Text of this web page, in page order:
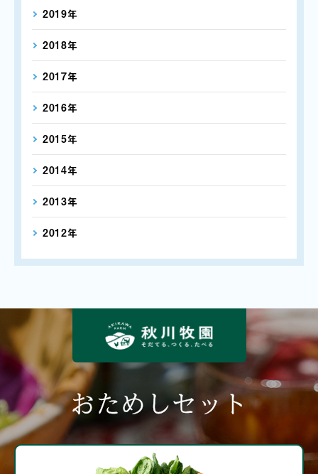
2019年
2018年
2017年
2016年
2015年
2014年
2013年
2012年
おためしセット